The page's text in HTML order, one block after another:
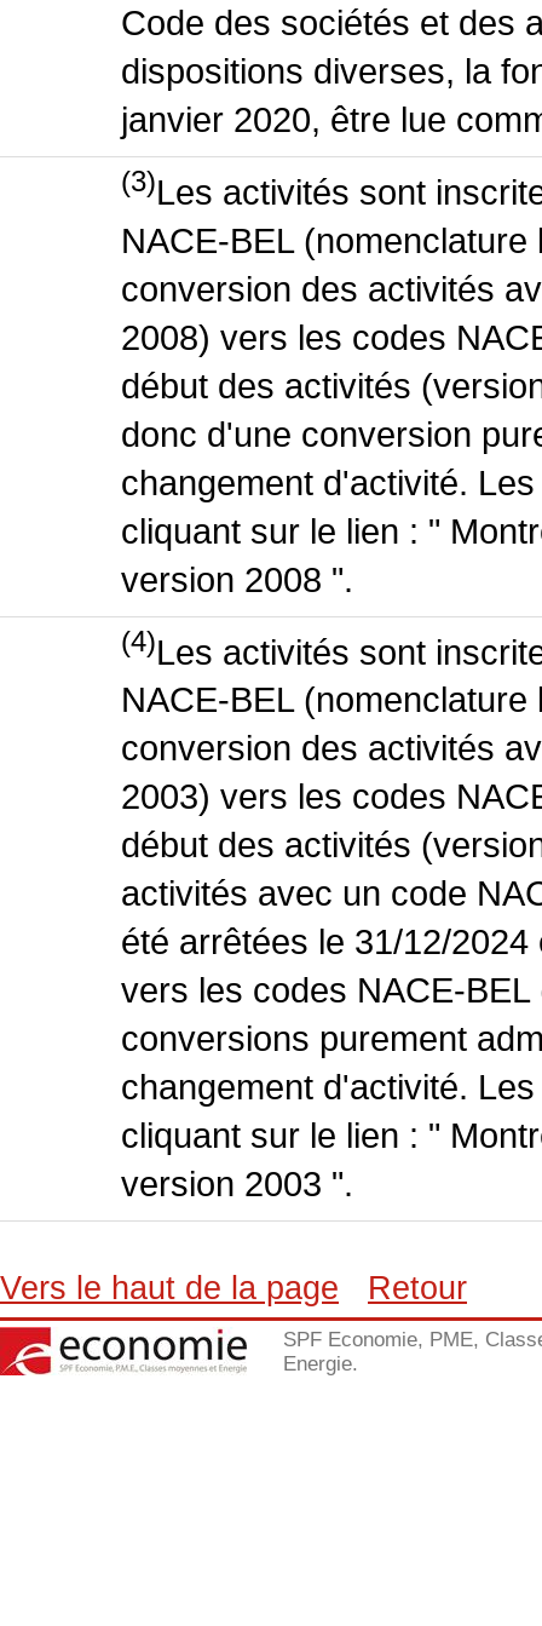
Code des sociétés et des
dispositions diverses, la
janvier 2020, être lue
(3)Les activités sont
NACE-BEL
conversion des activités
2008) vers les codes
début des activités
donc d'une conversion
changement d'activité.
cliquant sur le lien : "
version 2008 ".
(4)Les activités sont
NACE-BEL
conversion des activités
2003) vers les codes
début des activités
activités avec un code
été arrêtées le 31/12/
vers les codes NACE-
conversions purement
changement d'activité.
cliquant sur le lien : "
version 2003 ".
Vers le haut de la page Retour
SPF Economie, PME,
Energie.